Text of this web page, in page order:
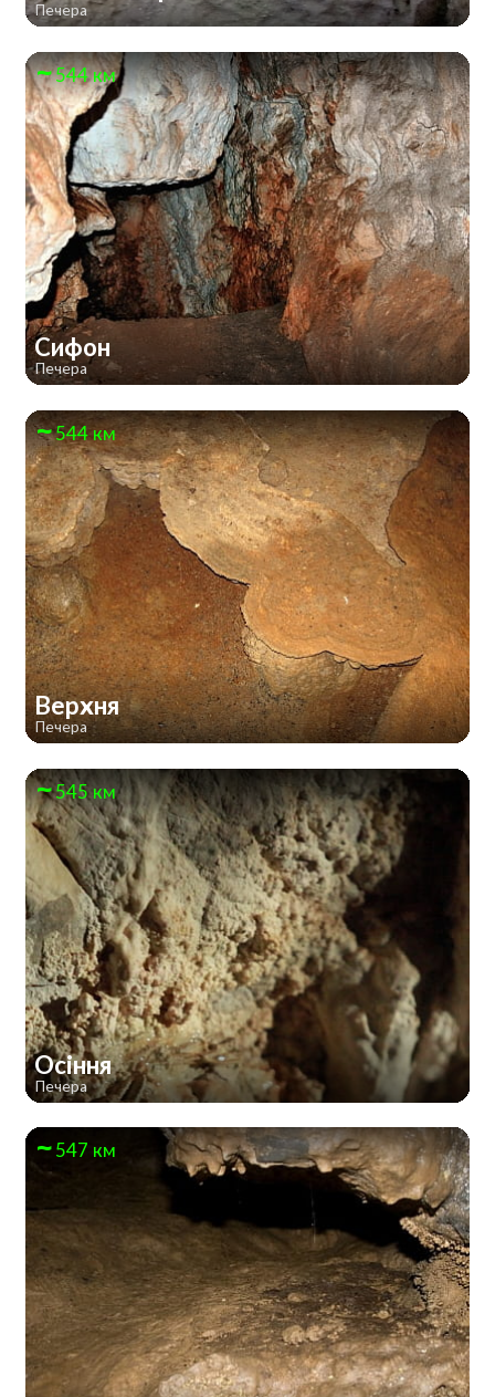
Печера
544 км
Сифон
Печера
544 км
Верхня
Печера
545 км
Осіння
Печера
547 км